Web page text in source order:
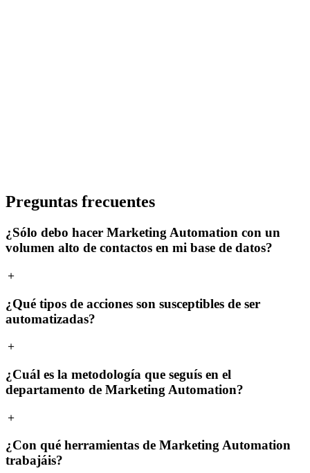
Preguntas frecuentes
¿Sólo debo hacer Marketing Automation con un
volumen alto de contactos en mi base de datos?
＋
¿Qué tipos de acciones son susceptibles de ser
automatizadas?
＋
¿Cuál es la metodología que seguís en el
departamento de Marketing Automation?
＋
¿Con qué herramientas de Marketing Automation
trabajáis?